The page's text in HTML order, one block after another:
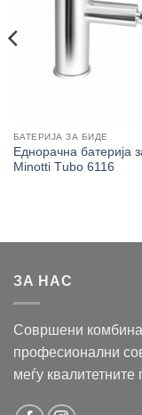
БАТЕРИЈА ЗА БИДЕ
Еднорачна батерија
Minotti Тubo 6116
ЗА НАС
Совршени
професионални
меѓу